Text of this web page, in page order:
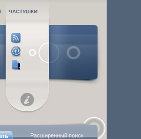
ЧАСТУШКИ
Расширенный поиск